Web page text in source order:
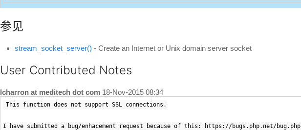
参见
stream_socket_server() - Create an Internet or Unix domain server socket
User Contributed Notes
lcharron at meditech dot com 18-Nov-2015 08:34
This function does not support SSL connections.
I have submitted a bug/enhacement request because of this: https://bugs.php.net/